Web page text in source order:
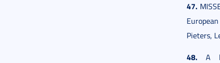
47.
Pieters,
48. A